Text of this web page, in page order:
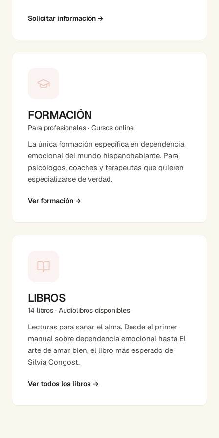
Solicitar información →
FORMACIÓN
Para profesionales · Cursos online
La única formación específica en dependencia
emocional del mundo hispanohablante. Para
psicólogos, coaches y terapeutas que quieren
especializarse de verdad.
Ver formación →
LIBROS
14 libros · Audiolibros disponibles
Lecturas para sanar el alma. Desde el primer
manual sobre dependencia emocional hasta El
arte de amar bien, el libro más esperado de
Silvia Congost.
Ver todos los libros →